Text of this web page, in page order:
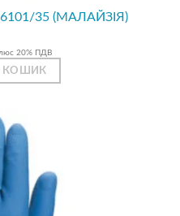
35 (МАЛАЙЗІЯ)
20% ПДВ
КОШИК